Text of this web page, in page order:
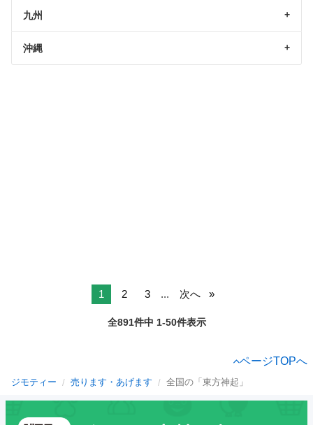
九州
沖縄
1 2 3 ... 次へ
全891件中 1-50件表示
ページTOPへ
ジモティー 売ります・あげます 全国の「東方神起」